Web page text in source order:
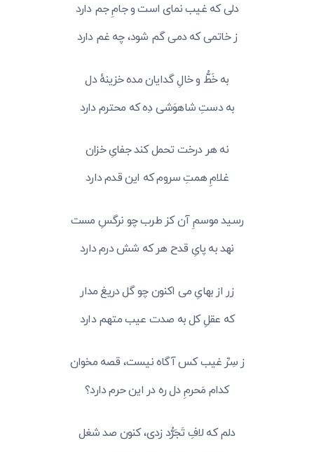
دلی که غیب نمای است و جامِ جم دارد
ز خاتمی که دمی گم شود، چه غم دارد
به خَطُّ و خالِ گدایان مده خزینهٔ دل
به دستِ شاهوَشی دِه که محترم دارد
نه هر درخت تحمل کند جفایِ خزان
غلامِ همتِ سروم که این قدم دارد
رسید موسمِ آن کز طرب چو نرگسِ مست
نهد به پایِ قدح هر که شش درم دارد
زر از بهایِ می اکنون چو گل دریغ مدار
که عقلِ کل به صدت عیب متهم دارد
ز سِرِّ غیب کس آگاه نیست، قصه مخوان
کدام مَحرمِ دل ره در این حرم دارد؟
دلم که لافِ تَجَرُّد زدی، کنون صد شغل